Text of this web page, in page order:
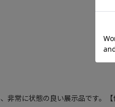
非常に状態の良い展示品です。【